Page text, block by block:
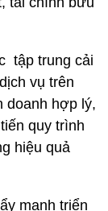
tập trung cải
vụ trên
doanh hợp lý,
quy trình
hiệu quả
mạnh triển